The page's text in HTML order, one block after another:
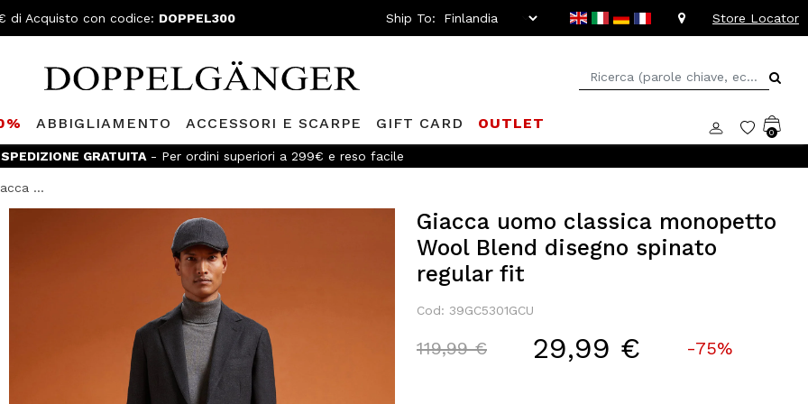
di Acquisto con codice: DOPPEL300 Ship To: Store Locator
ABBIGLIAMENTO ACCESSORI E SCARPE GIFT CARD OUTLET
0
SPEDIZIONE GRATUITA- Per ordini superiori a 299€ e reso facile
...
Giacca uomo classica monopetto
Wool Blend disegno spinato
regular fit
Cod: 39GC5301GCU
Price reduced from
119,99 €to 29,99 € -75%